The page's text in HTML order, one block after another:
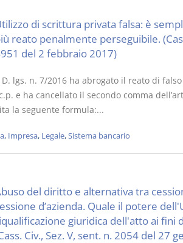
di scrittura privata falsa: è
reato penalmente perseguibile.
del 2 febbraio 2017)
D. lgs. n. 7/2016 ha abrogato il reato di
e ha cancellato il secondo comma
la seguente formula:...
, Impresa, Legale,Sistema bancario
del diritto e alternativa tra
d’azienda. Quale il potere
giuridica dell'atto ai fini
Civ., Sez. V, sent. n. 2054 del 27